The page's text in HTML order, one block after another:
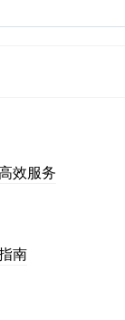
效服务
南